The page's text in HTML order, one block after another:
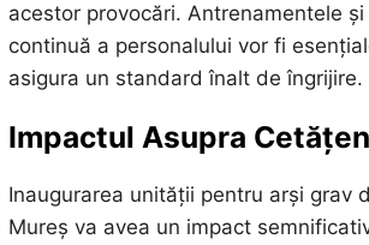
acestor provocări. Antrenamentele
continuă a personalului vor fi
asigura un standard înalt de îngrijire.
Impactul Asupra
Inaugurarea unității pentru arși grav
Mureș va avea un impact